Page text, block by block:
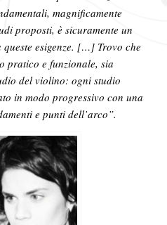
magnificamente
proposti, è sicuramente un
esigenze. […] Trovo che
pratico e funzionale, sia
del violino: ogni studio
in modo progressivo con una
e punti dell’arco”.